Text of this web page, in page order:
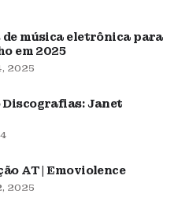
de música eletrônica para
em 2025
2025
Discografias: Janet
AT | Emoviolence
2025